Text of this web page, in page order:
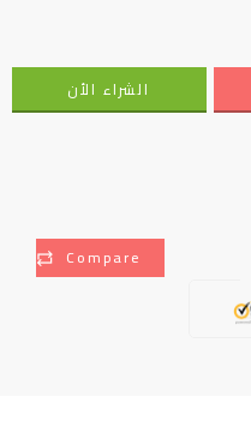
الشراء الأن
Compare